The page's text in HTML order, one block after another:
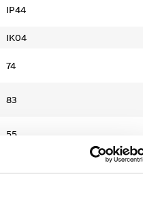
IP44
IK04
74
83
55